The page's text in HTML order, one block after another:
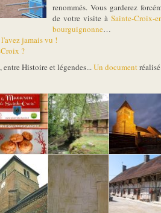
renommés. Vous garderez
de votre visite à Sainte-Croix-
bourguignonne…
jamais vu !
?
Histoire et légendes...Un documentréalisé